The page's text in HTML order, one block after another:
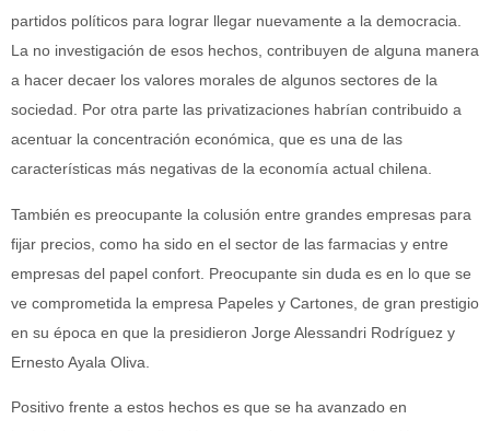
partidos políticos para lograr llegar nuevamente a la democracia.
La no investigación de esos hechos, contribuyen de alguna manera
a hacer decaer los valores morales de algunos sectores de la
sociedad. Por otra parte las privatizaciones habrían contribuido a
acentuar la concentración económica, que es una de las
características más negativas de la economía actual chilena.
También es preocupante la colusión entre grandes empresas para
fijar precios, como ha sido en el sector de las farmacias y entre
empresas del papel confort. Preocupante sin duda es en lo que se
ve comprometida la empresa Papeles y Cartones, de gran prestigio
en su época en que la presidieron Jorge Alessandri Rodríguez y
Ernesto Ayala Oliva.
Positivo frente a estos hechos es que se ha avanzado en